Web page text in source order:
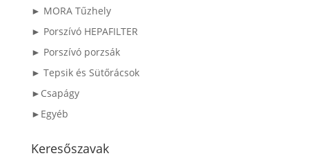
► MORA Tűzhely
► Porszívó HEPAFILTER
► Porszívó porzsák
► Tepsik és Sütőrácsok
►Csapágy
►Egyéb
Keresőszavak